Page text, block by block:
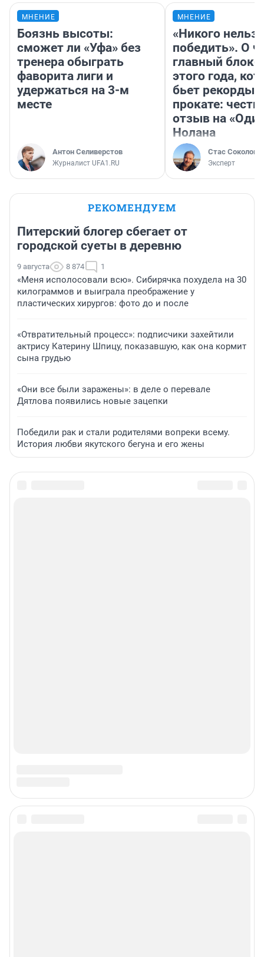
МНЕНИЕ
Боязнь высоты:
сможет ли «Уфа» без
тренера обыграть
фаворита лиги и
удержаться на 3-м
месте
Антон Селиверстов
Журналист UFA1.RU
МНЕНИЕ
«Никого нельзя
победить». О
главный
этого года,
бьет рекорды в
прокате:
отзыв на
Нолана
Стас Соколов
Эксперт
РЕКОМЕНДУЕМ
Питерский блогер сбегает от
городской суеты в деревню
9 августа 8 874 1
«Меня исполосовали всю». Сибирячка похудела на 30
килограммов и выиграла преображение у
пластических хирургов: фото до и после
«Отвратительный процесс»: подписчики захейтили
актрису Катерину Шпицу, показавшую, как она кормит
сына грудью
«Они все были заражены»: в деле о перевале
Дятлова появились новые зацепки
Победили рак и стали родителями вопреки всему.
История любви якутского бегуна и его жены